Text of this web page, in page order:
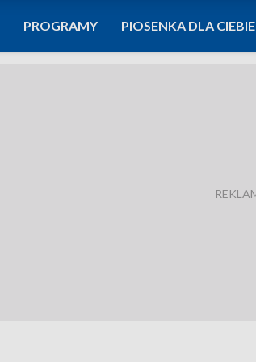
PROGRAMY PIOSENKA DLA CIEBIE